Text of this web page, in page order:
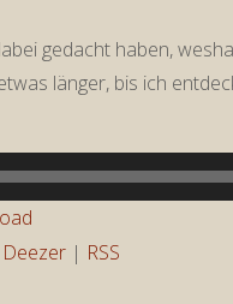
gedacht haben,
länger, bis ich
Deezer| RSS